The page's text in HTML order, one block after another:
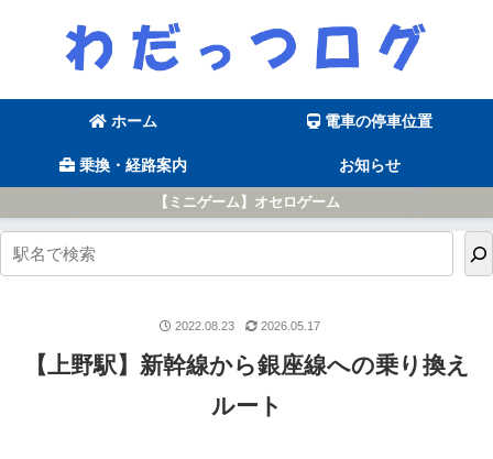
ホーム 電車の停車位置
乗換・経路案内 お知らせ
【ミニゲーム】オセロゲーム
【上野駅】新幹線から銀座線への乗り換え
ルート
2022.08.23 2026.05.17